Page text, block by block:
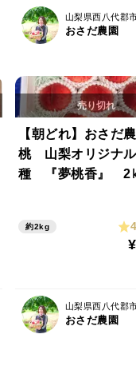
おさだ農園
【朝どれ】おさだ
桃 山梨オリジナ
種 『夢桃香』 2
約2kg
おさだ農園